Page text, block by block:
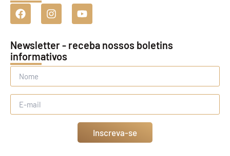
Newsletter - receba nossos boletins
informativos
Inscreva-se